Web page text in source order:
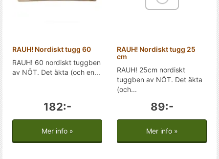
RAUH! Nordiskt tugg 60
RAUH! 60 nordiskt tuggben
av NÖT. Det äkta (och en...
182:-
Mer info »
RAUH! Nordiskt tugg 25
cm
RAUH! 25cm nordiskt
tuggben av NÖT. Det äkta
(och...
89:-
Mer info »